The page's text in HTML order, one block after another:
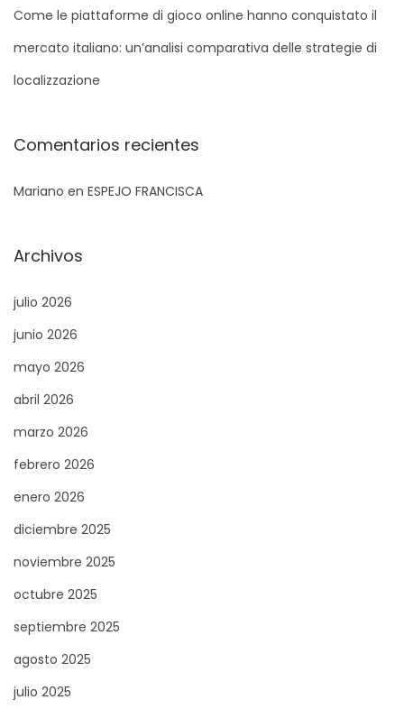
rCome le piattaforme di gioco online hanno conquistato il
mercato italiano: un’analisi comparativa delle strategie di
localizzazione
Comentarios recientes
Mariano en ESPEJO FRANCISCA
Archivos
julio 2026
junio 2026
mayo 2026
abril 2026
marzo 2026
febrero 2026
enero 2026
diciembre 2025
noviembre 2025
octubre 2025
septiembre 2025
agosto 2025
julio 2025